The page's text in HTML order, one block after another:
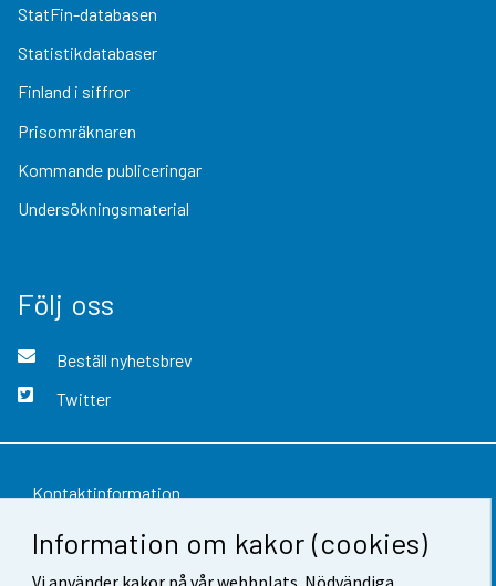
Information om kakor (cookies)
Vi använder kakor på vår webbplats. Nödvändiga
StatFin-databasen
Statistikdatabaser
Finland i siffror
Prisomräknaren
Kommande publiceringar
Undersökningsmaterial
Följ oss
Beställ nyhetsbrev
Twitter
Kontaktinformation
Respons
Användarvillkor